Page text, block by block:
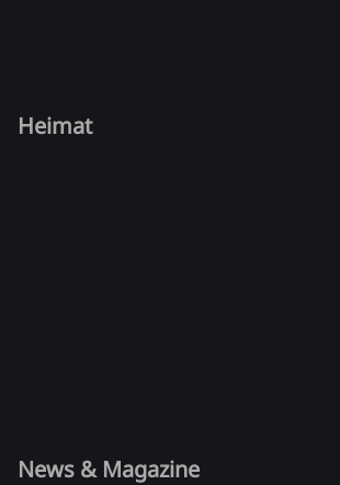
Heimat
News & Magazine